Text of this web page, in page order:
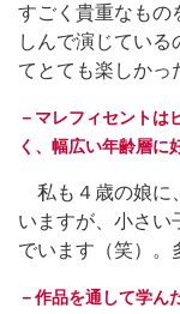
すごく貴重なもの
しんで演じてい
てとても楽しかっ
－マレフィセントは
く、幅広い年齢層に
私も４歳の娘に
いますが、小さい
でいます（笑）。
－作品を通して学ん